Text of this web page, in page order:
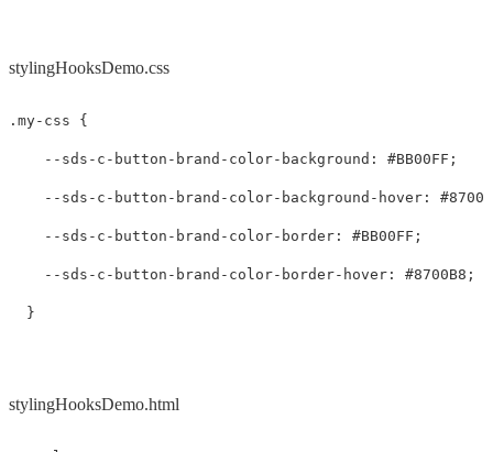
stylingHooksDemo.css
.my-css {
--sds-c-button-brand-color-background : #BB00FF ;
--sds-c-button-brand-color-background-hover :
--sds-c-button-brand-color-border : #BB00FF ;
--sds-c-button-brand-color-border-hover : #8700B8 ;
}
stylingHooksDemo.html